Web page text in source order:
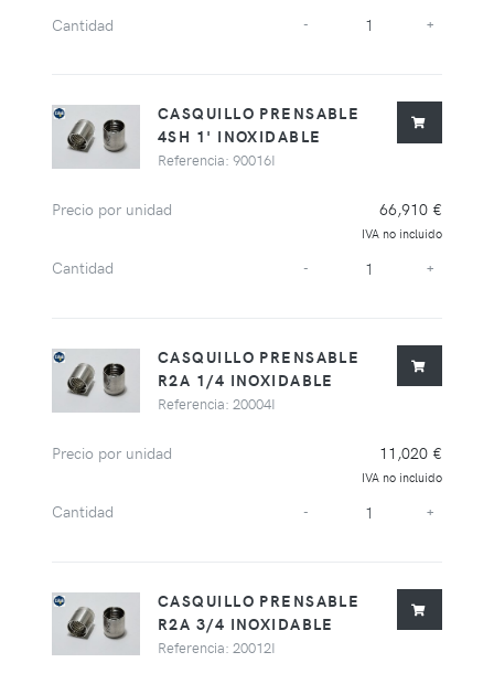
Cantidad - +
CASQUILLO PRENSABLE
4SH 1' INOXIDABLE
Referencia: 90016I
Precio por unidad 66,910 €
IVA no incluido
Cantidad - +
CASQUILLO PRENSABLE
R2A 1/4 INOXIDABLE
Referencia: 20004I
Precio por unidad 11,020 €
IVA no incluido
Cantidad - +
CASQUILLO PRENSABLE
R2A 3/4 INOXIDABLE
Referencia: 20012I